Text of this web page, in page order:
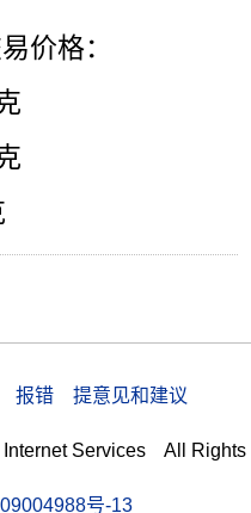
价格：
报错 提意见和建议
Services All Rights
号-13